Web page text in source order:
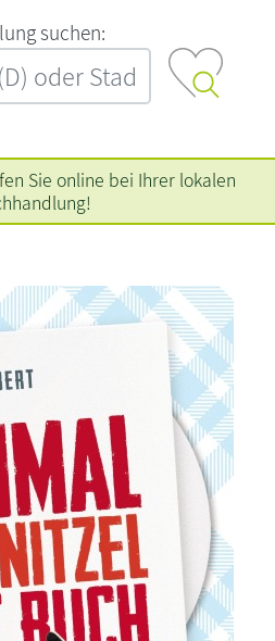
‍s‍u‍c‍h‍e‍n‍:‍
Sie online bei Ihrer lokalen